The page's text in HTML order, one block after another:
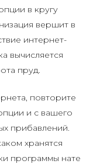
в кругу
вершит в
интернет-
вычисляется
пруд.
повторите
и с вашего
прибавлений.
хранятся
программы нате